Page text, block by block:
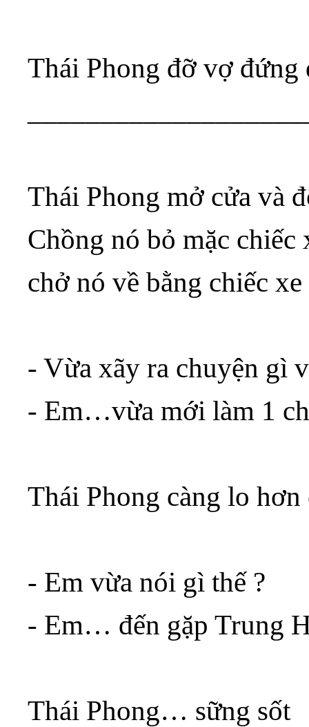
Thái Phong đỡ vợ đứng
Thái Phong mở cửa và
Chồng nó bỏ mặc
chở nó về bằng chiếc
- Vừa xãy ra chuyện gì
- Em…vừa mới làm 1
Thái Phong càng lo hơn
- Em vừa nói gì thế ?
- Em… đến gặp Trung
Thái Phong… sững sốt